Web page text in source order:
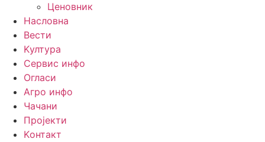
Ценовник
Насловна
Вести
Kултура
Сервис инфо
Огласи
Агро инфо
Чачани
Пројекти
Kонтакт